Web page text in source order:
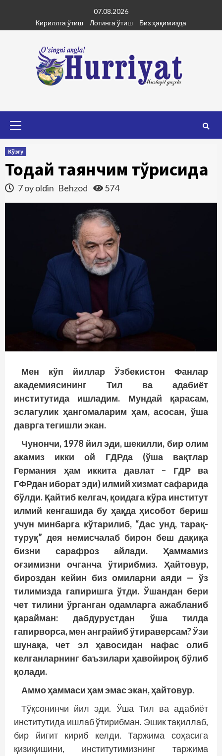
content
07.08.2026
Кириллга ўтиш
Лотинга ўтиш Биз ҳақимизда
Кўзгу
Тоғдай таянчим тўғрисида
7 oy oldin Behzod 574
Мен кўп йиллар Ўзбекистон Фанлар
академиясининг Тил ва адабиёт
институтида ишладим. Мундай қарасам,
эслагулик ҳангомаларим ҳам, асосан, ўша
даврга тегишли экан.
Чунончи, 1978 йил эди, шекилли, бир олим
акамиз икки ой ГДРда (ўша вақтлар
Германия ҳам иккита давлат – ГДР ва
ГФРдан иборат эди) илмий хизмат сафарида
бўлди. Қайтиб келгач, қоидага кўра институт
илмий кенгашида бу ҳақда ҳисобот бериш
учун минбарга кўтарилиб, “Дас унд, тарақ-
туруқ” дея немисчалаб бирон беш дақиқа
бизни сарафроз айлади. Ҳаммамиз
оғзимизни очганча ўтирибмиз. Ҳайтовур,
бироздан кейин биз омиларни аяди — ўз
тилимизда гапиришга ўтди. Ўшандан бери
чет тилини ўрганган одамларга ажабланиб
қарайман: дабдурустдан ўша тилда
гапирворса, мен анграйиб ўтираверсам? Ўзи
шунақа, чет эл ҳавосидан нафас олиб
келганларнинг баъзилари ҳавойироқ бўлиб
қолади.
Аммо ҳаммаси ҳам эмас экан, ҳайтовур.
Тўқсонинчи йил эди. Ўша Тил ва адабиёт
институтида ишлаб ўтирибман. Эшик тақиллаб,
бир йигит кириб келди. Таржима соҳасига
қизиқишини, институтимизнинг таржима